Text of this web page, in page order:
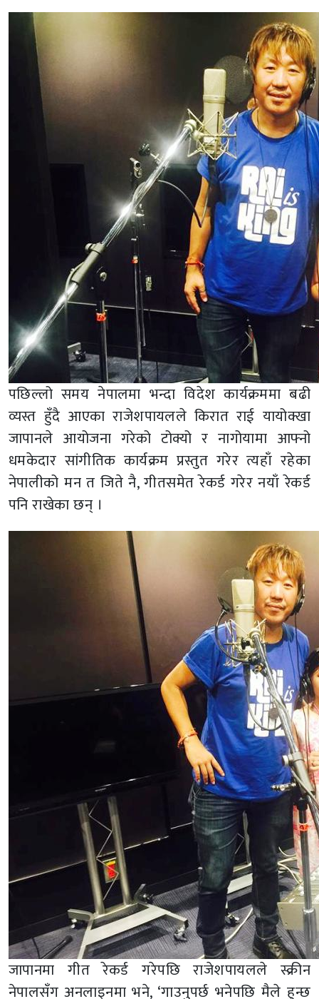
पछिल्लो समय नेपालमा भन्दा विदेश कार्यक्रममा बढी
व्यस्त हुँदै आएका राजेशपायलले किरात राई यायोक्खा
जापानले आयोजना गरेको टोक्यो र नागोयामा आफ्नो
धमकेदार सांगीतिक कार्यक्रम प्रस्तुत गरेर त्यहाँ रहेका
नेपालीको मन त जिते नै, गीतसमेत रेकर्ड गरेर नयाँ रेकर्ड
पनि राखेका छन् ।
जापानमा गीत रेकर्ड गरेपछि राजेशपायलले स्क्रीन
नेपालसँग अनलाइनमा भने, ‘गाउनुपर्छ भनेपछि मैले हुन्छ